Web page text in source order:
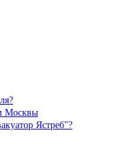
Москвы
Ястреб"?